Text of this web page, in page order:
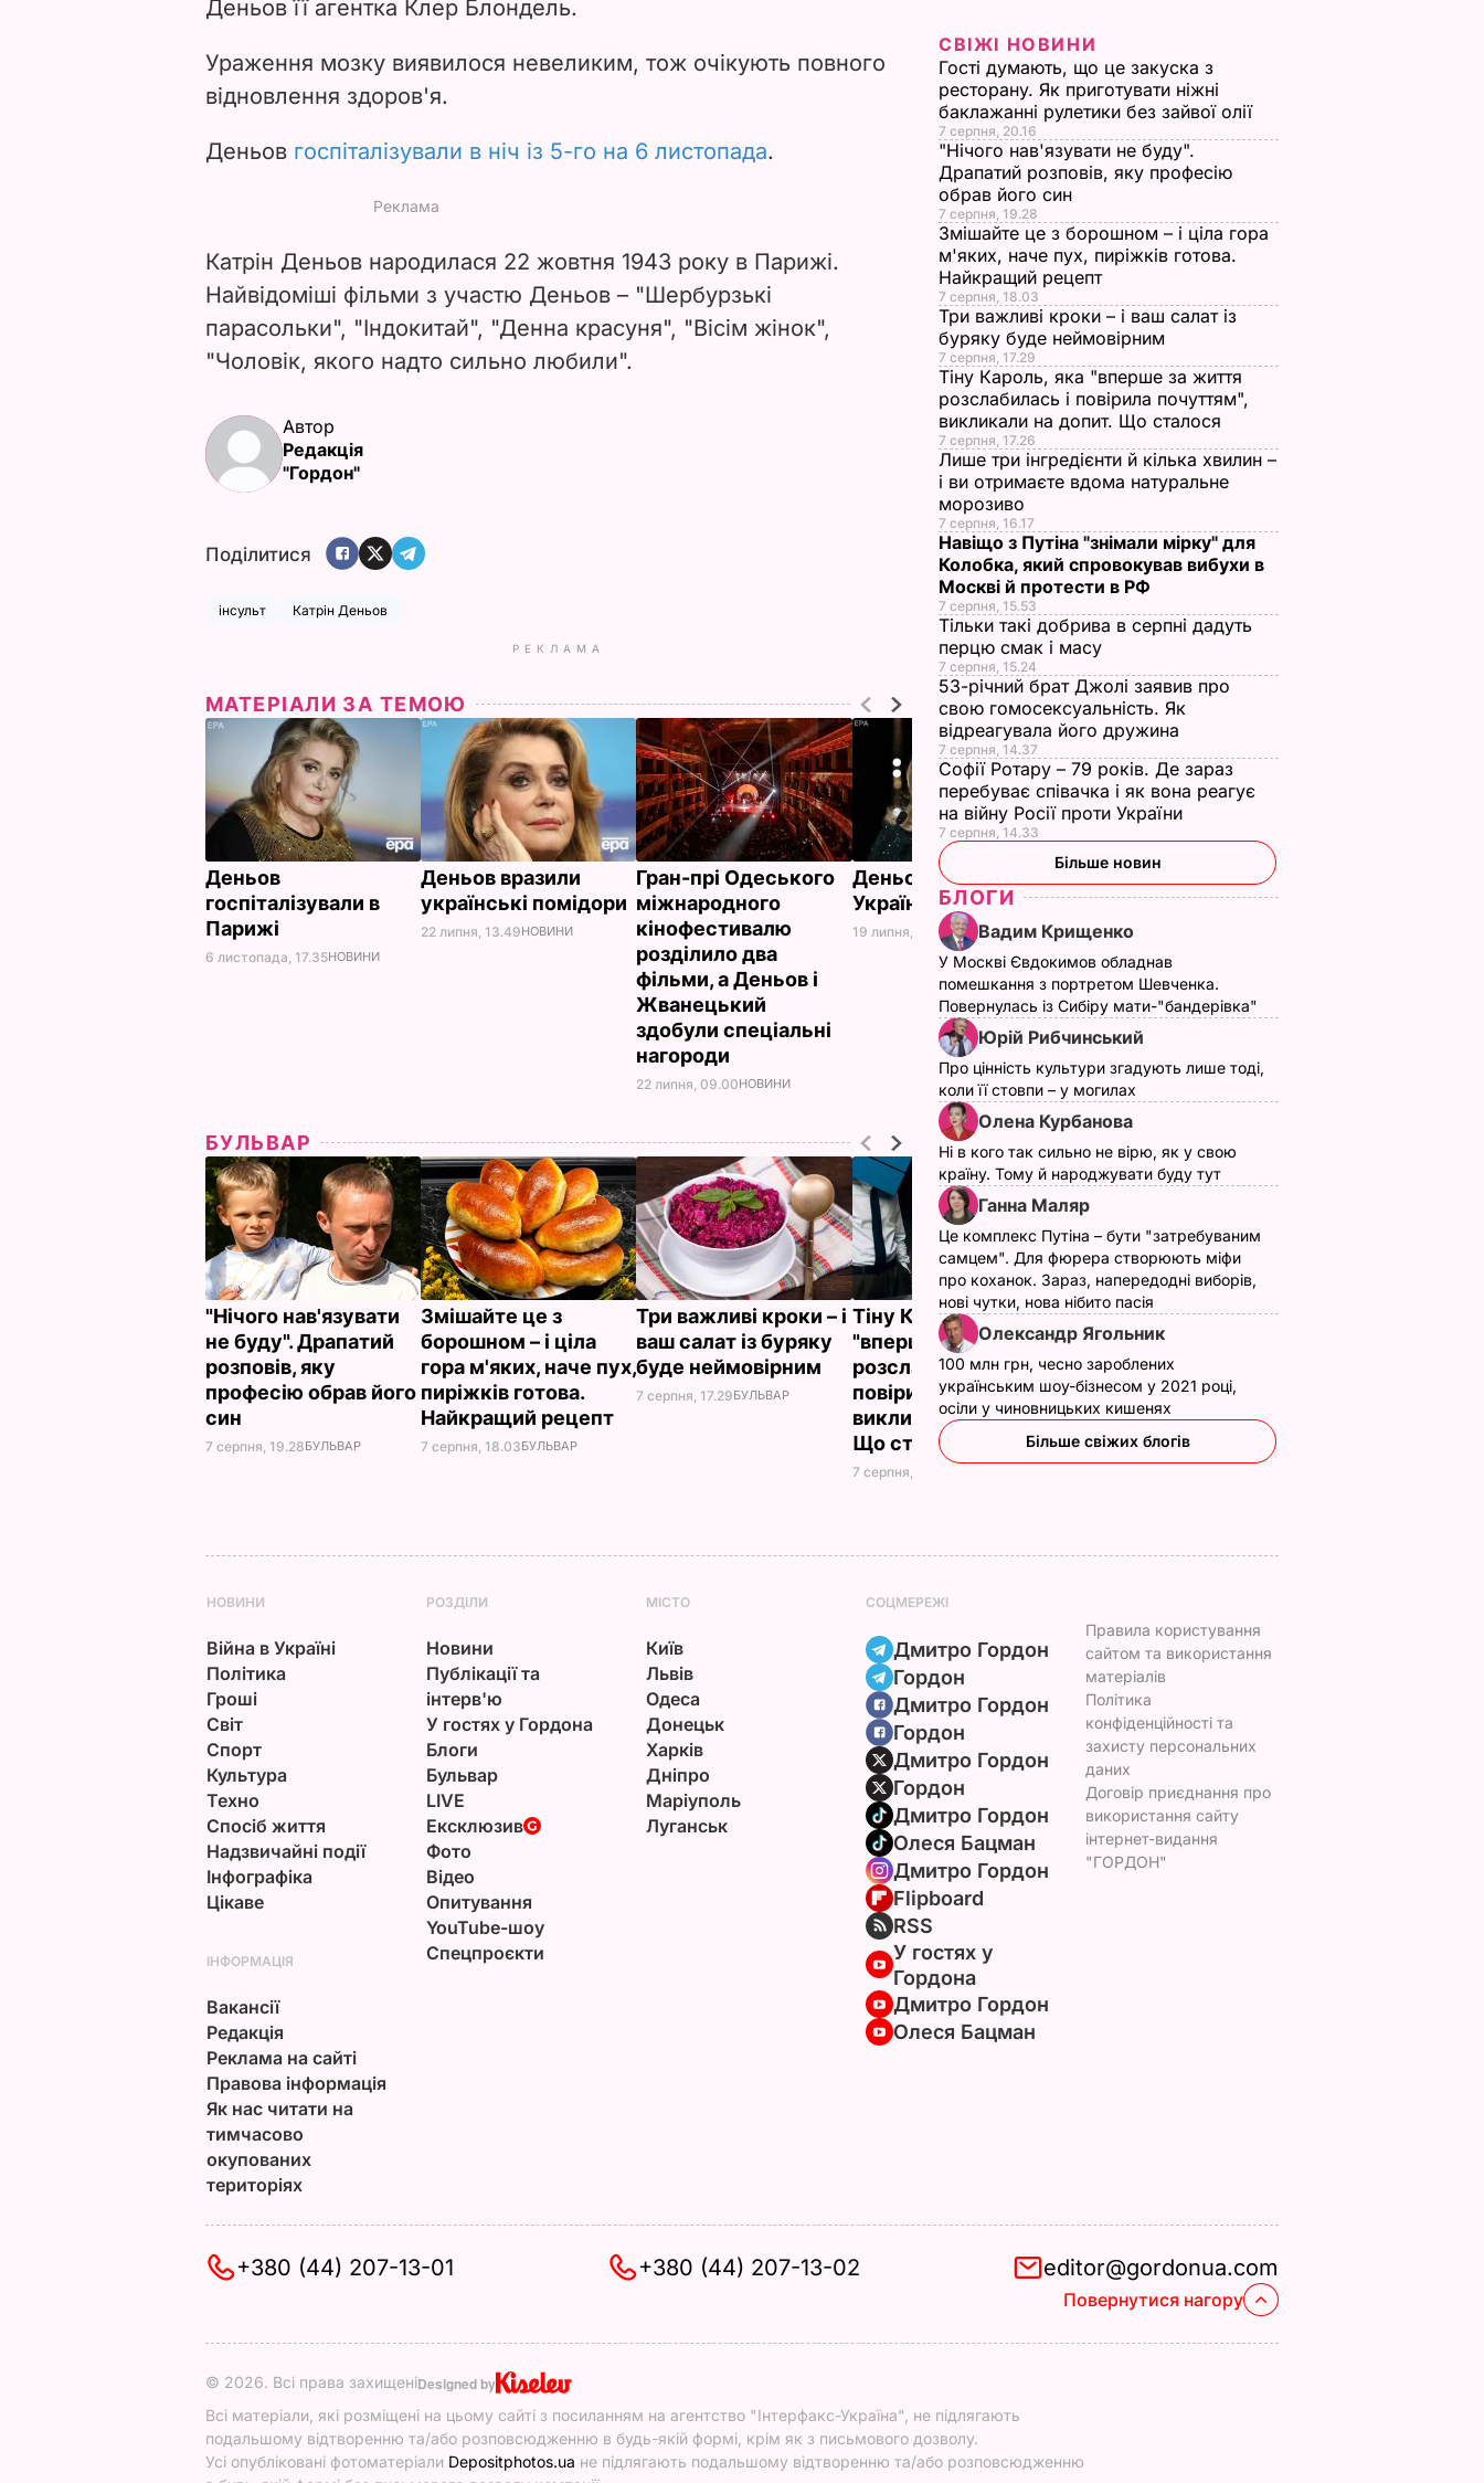
d
e
Деньов її агентка Клер Блондель.
Ураження мозку виявилося невеликим, тож очікують повного
відновлення здоров'я.
Деньов госпіталізували в ніч із 5-го на 6 листопада.
Катрін Деньов народилася 22 жовтня 1943 року в Парижі.
Найвідоміші фільми з участю Деньов – "Шербурзькі
парасольки", "Індокитай", "Денна красуня", "Вісім жінок",
"Чоловік, якого надто сильно любили".
Автор
Редакція
"Гордон"
Поділитися
інсульт Катрін Деньов
РЕКЛАМА
МАТЕРІАЛИ ЗА ТЕМОЮ
Деньов
госпіталізували в
Парижі
6 листопада, 17.35НОВИНИ
Деньов вразили
українські помідори
22 липня, 13.49НОВИНИ
Гран-прі Одеського
міжнародного
кінофестивалю
розділило два
фільми, а Деньов і
Жванецький
здобули спеціальні
нагороди
22 липня, 09.00НОВИНИ
Деньов прилетіла в
Україну
19 липня, 13.54НОВИНИ
Деньов знялася в
рекламі бренда
Roger Vivier у ролі
матері близнючок.
Відео
11 грудня, 16.45НОВИНИ
БУЛЬВАР
"Нічого нав'язувати
не буду". Драпатий
розповів, яку
професію обрав його
син
7 серпня, 19.28БУЛЬВАР
Змішайте це з
борошном – і ціла
гора м'яких, наче пух,
пиріжків готова.
Найкращий рецепт
7 серпня, 18.03БУЛЬВАР
Три важливі кроки – і
ваш салат із буряку
буде неймовірним
7 серпня, 17.29БУЛЬВАР
Тіну Кароль, яка
"вперше за життя
розслабилась і
повірила почуттям",
викликали на допит.
Що сталося
7 серпня, 17.26
Лише три інгредієнти
й кілька хвилин – і ви
отримаєте вдома
натуральне
морозиво
7 серпня, 16.17БУЛЬВАР
СВІЖІ НОВИНИ
Гості думають, що це закуска з
ресторану. Як приготувати ніжні
баклажанні рулетики без зайвої олії
7 серпня, 20.16
"Нічого нав'язувати не буду".
Драпатий розповів, яку професію
обрав його син
7 серпня, 19.28
Змішайте це з борошном – і ціла гора
м'яких, наче пух, пиріжків готова.
Найкращий рецепт
7 серпня, 18.03
Три важливі кроки – і ваш салат із
буряку буде неймовірним
7 серпня, 17.29
Тіну Кароль, яка "вперше за життя
розслабилась і повірила почуттям",
викликали на допит. Що сталося
7 серпня, 17.26
Лише три інгредієнти й кілька хвилин –
і ви отримаєте вдома натуральне
морозиво
7 серпня, 16.17
Навіщо з Путіна "знімали мірку" для
Колобка, який спровокував вибухи в
Москві й протести в РФ
7 серпня, 15.53
Тільки такі добрива в серпні дадуть
перцю смак і масу
7 серпня, 15.24
53-річний брат Джолі заявив про
свою гомосексуальність. Як
відреагувала його дружина
7 серпня, 14.37
Софії Ротару – 79 років. Де зараз
перебуває співачка і як вона реагує
на війну Росії проти України
7 серпня, 14.33
Більше новин
БЛОГИ
Вадим Крищенко
У Москві Євдокимов обладнав
помешкання з портретом Шевченка.
Повернулась із Сибіру мати-"бандерівка"
Юрій Рибчинський
Про цінність культури згадують лише тоді,
коли її стовпи – у могилах
Олена Курбанова
Ні в кого так сильно не вірю, як у свою
країну. Тому й народжувати буду тут
Ганна Маляр
Це комплекс Путіна – бути "затребуваним
самцем". Для фюрера створюють міфи
про коханок. Зараз, напередодні виборів,
нові чутки, нова нібито пасія
Олександр Ягольник
100 млн грн, чесно зароблених
українським шоу-бізнесом у 2021 році,
осіли у чиновницьких кишенях
Більше свіжих блогів
НОВИНИ
Війна в Україні
Політика
Гроші
Світ
Спорт
Культура
Техно
Спосіб життя
Надзвичайні події
Інфографіка
Цікаве
РОЗДІЛИ
Новини
Публікації та
інтерв'ю
У гостях у Гордона
Блоги
Бульвар
LIVE
Ексклюзив
Фото
Відео
Опитування
YouTube-шоу
Спецпроєкти
МІСТО
Київ
Львів
Одеса
Донецьк
Харків
Дніпро
Маріуполь
Луганськ
СОЦМЕРЕЖІ
Дмитро Гордон
Гордон
Дмитро Гордон
Гордон
Дмитро Гордон
Гордон
Дмитро Гордон
Олеся Бацман
Дмитро Гордон
Flipboard
RSS
У гостях у
Гордона
Дмитро Гордон
Олеся Бацман
ІНФОРМАЦІЯ
Вакансії
Редакція
Реклама на сайті
Правова інформація
Як нас читати на
тимчасово
окупованих
територіях
Правила користування
сайтом та використання
матеріалів
Політика
конфіденційності та
захисту персональних
даних
Договір приєднання про
використання сайту
інтернет-видання
"ГОРДОН"
+380 (44) 207-13-01 +380 (44) 207-13-02 editor@gordonua.com
Повернутися нагору
© 2026. Всі права захищеніDesigned by
Всі матеріали, які розміщені на цьому сайті з посиланням на агентство "Інтерфакс-Україна", не підлягають
подальшому відтворенню та/або розповсюдженню в будь-якій формі, крім як з письмового дозволу.
Усі опубліковані фотоматеріали Depositphotos.ua не підлягають подальшому відтворенню та/або розповсюдженню